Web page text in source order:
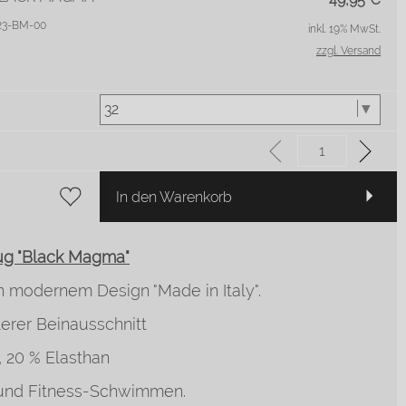
BM-00
inkl. 19% MwSt.
zzgl. Versand
In den Warenkorb
"Black Magma"
Design "Made in Italy".
Beinausschnitt
% Elasthan
Fitness-Schwimmen.